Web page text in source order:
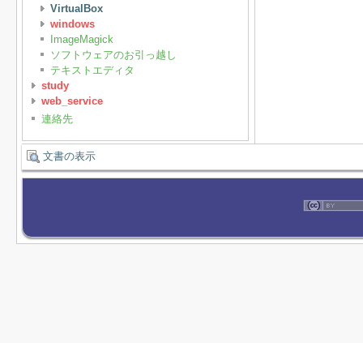
VirtualBox
windows
ImageMagick
ソフトウェアのお引っ越し
テキストエディタ
study
web_service
連絡先
文書の表示